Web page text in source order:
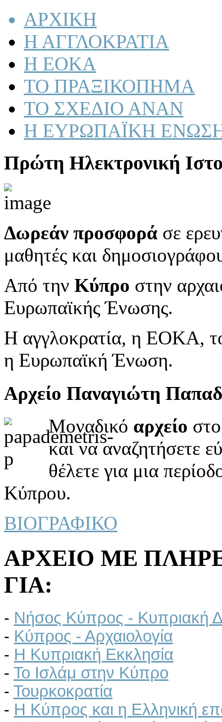
ΑΡΧΙΚΗ
Η ΑΓΓΛΟΚΡΑΤΙΑ
Η ΕΟΚΑ
ΤΟ ΠΡΑΞΙΚΟΠΗΜΑ
ΤΟ ΣΧΕΔΙΟ ΑΝΑΝ
Η ΕΥΡΩΠΑΪΚΗ
Πρώτη Ηλεκτρονική
Δωρεάν προσφορά σε
μαθητές και
Από την Κύπρο στην
Ευρωπαϊκής Ένωσης.
Η αγγλοκρατία, η ΕΟΚΑ,
η Ευρωπαϊκή Ένωση.
Αρχείο Παναγιώτη
Μοναδικό αρχείο
και να αναζητήσετε
θέλετε για μια
Κύπρου.
ΒΙΟΓΡΑΦΙΚΟ
ΑΡΧΕΙΟ ΜΕ
ΓΙΑ:
- Νήσος Κύπρος - Κυπριακή
- Κύπρος - Αρχαιολογία
- Η Κυπριακή Εκκλησία
- Το Ισλάμ στην Κύπρο
- Τουρκοκρατία
- Η Κύπρος και η Ελληνική